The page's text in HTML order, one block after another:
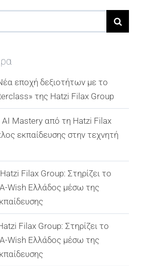
εποχή δεξιοτήτων με το
της Hatzi Filax Group
Mastery από τη Hatzi Filax
εκπαίδευσης στην τεχνητή
Filax Group: Στηρίζει το
Wish Ελλάδος μέσω της
Filax Group: Στηρίζει το
Wish Ελλάδος μέσω της